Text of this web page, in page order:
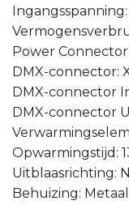
Power Connector
DMX-connector:
DMX-connector
DMX-connector
Opwarmingstijd:
Uitblaasrichting:
Behuizing: Metaal